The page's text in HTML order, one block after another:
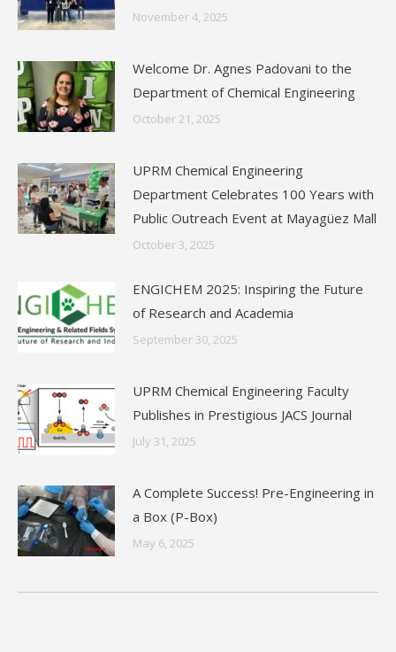
November 4, 2025
Welcome Dr. Agnes Padovani to the
Department of Chemical Engineering
October 21, 2025
UPRM Chemical Engineering
Department Celebrates 100 Years with
Public Outreach Event at Mayagüez Mall
October 3, 2025
ENGICHEM 2025: Inspiring the Future
of Research and Academia
September 30, 2025
UPRM Chemical Engineering Faculty
Publishes in Prestigious JACS Journal
July 31, 2025
A Complete Success! Pre-Engineering in
a Box (P-Box)
May 6, 2025